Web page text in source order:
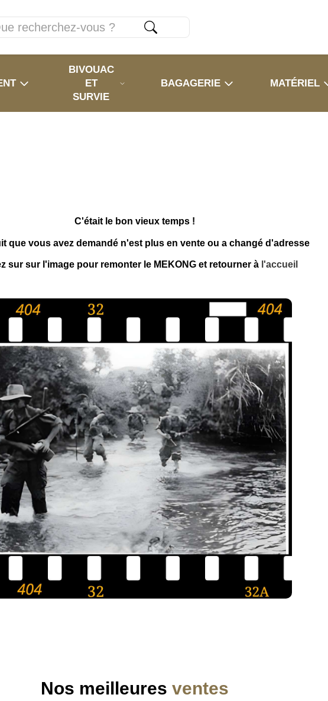
BIVOUAC
ET
SURVIE
BAGAGERIE MATÉRIEL
C'était le bon vieux temps !
que vous avez demandé n'est plus en vente ou a changé d'adresse
sur sur l'image pour remonter le MEKONG et retourner à l'accueil
Nos meilleures ventes